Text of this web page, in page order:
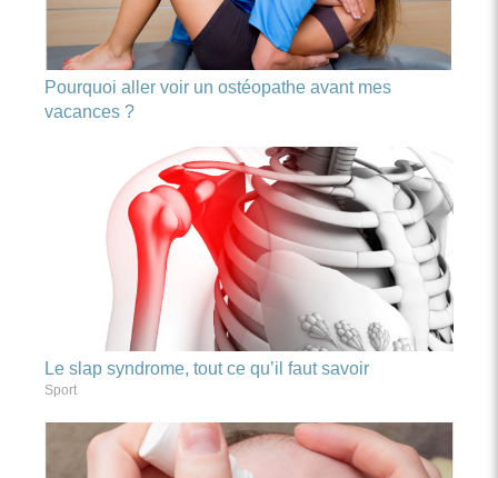
Pourquoi aller voir un ostéopathe avant mes
vacances ?
Le slap syndrome, tout ce qu’il faut savoir
Sport